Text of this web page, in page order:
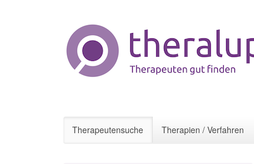
Therapeutensuche Therapien / Verfahren